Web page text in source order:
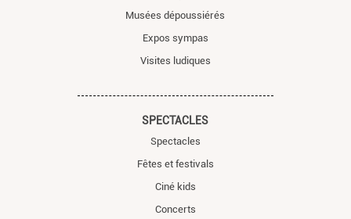
Musées dépoussiérés
Expos sympas
Visites ludiques
SPECTACLES
Spectacles
Fêtes et festivals
Ciné kids
Concerts